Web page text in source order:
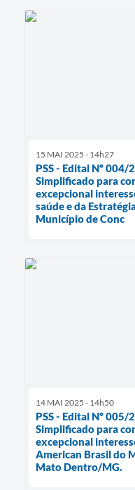
15 MAI 2025 - 14h27
PSS - Edital Nº
Simplificado para
excepcional
saúde e da
Município de Conc
14 MAI 2025 - 14h50
PSS - Edital Nº
Simplificado para
excepcional
American Brasil do
Mato Dentro/MG.